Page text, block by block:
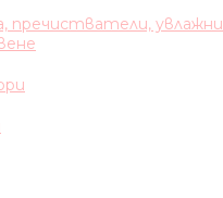
пречистватели,